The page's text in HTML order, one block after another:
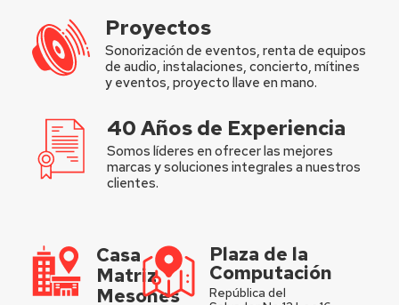
Proyectos
Sonorización de eventos, renta de equipos
de audio, instalaciones, concierto, mítines
y eventos, proyecto llave en mano.
40 Años de Experiencia
Somos líderes en ofrecer las mejores
marcas y soluciones integrales a nuestros
clientes.
Casa
Matriz
Mesones
Plaza de la
Computación
República del